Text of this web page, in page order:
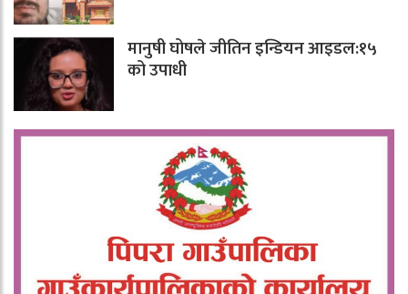
मानुषी घोषले जीतिन इन्डियन आइडल:१५
को उपाधी